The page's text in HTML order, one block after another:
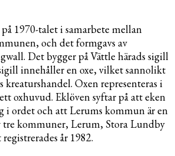
1970-talet i samarbete mellan
och det formgavs av
Det bygger på Vättle härads sigill
innehåller en oxe, vilket sannolikt
kreaturshandel. Oxen representeras i
oxhuvud. Eklöven syftar på att eken
i ordet och att Lerums kommun är en
tre kommuner, Lerum, Stora Lundby
år 1982.